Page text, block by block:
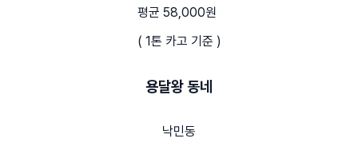
평균 58,000원
( 1톤 카고 기준 )
용달왕 동네
낙민동